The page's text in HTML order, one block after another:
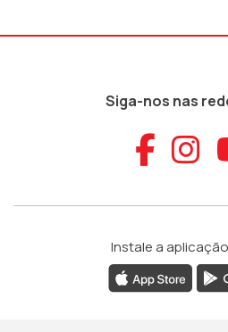
Siga-nos nas
Instale a aplicação